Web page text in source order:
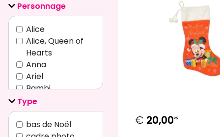
Beauty and the
Beast
Beauty and the
Beast, Sleeping
Beauty
Beauty and the
Beast, The
Aristocats
Beauty and the
Beast, The Little
Mermaid,
Cinderella
Personnage
Alice
Alice, Queen of
Hearts
Anna
Ariel
Bambi
Bambi, Eeyore,
Dumbo
Beast
Type
bas de Noël
€ 20,00*